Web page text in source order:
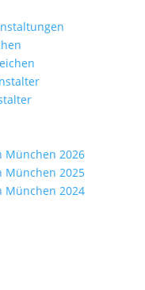
München 2026
München 2025
München 2024